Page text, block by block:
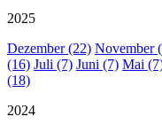
2025
Dezember (22) November
(16) Juli (7) Juni (7) Mai
(18)
2024